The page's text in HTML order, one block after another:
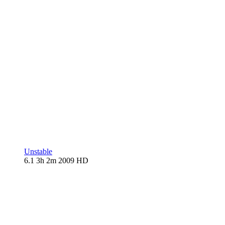
Unstable
6.1 3h 2m 2009 HD